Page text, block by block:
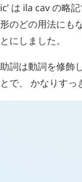
ic’ は ila cavの略
形のどの用法にも
とにしました。
助詞は動詞を修飾
とで、 かなりすっ